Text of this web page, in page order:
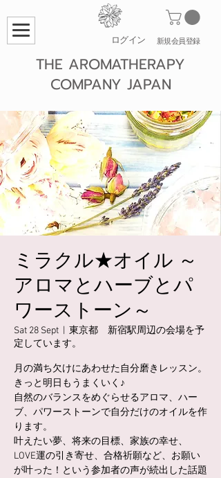
​新規会員登録
ログイン
THE AROMATHERAPY
COMPANY JAPAN
ミラクル★オイル ～
アロマとハーブとパ
ワーストーン～
Sat 28 Sept
  |
東京都 新宿駅周辺の会場を予
定しています。
月の満ち欠けにあわせた自分磨きレッスン。​
きっと明日もうまくいく♪
自然のバランスをめぐらせるアロマ、ハー
ブ、パワーストーンで自分だけのオイルを作
ります。
叶えたい夢、将来の目標、家族の幸せ、
LOVE運の引き寄せ​、合格祈願など、お願い
が叶った！という参加者の声が続出した話題